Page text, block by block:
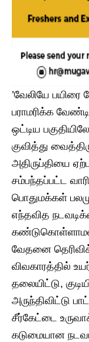
​’வேலியே பயிரை
பராமரிக்க
ஒட்டிய
குவித்து
அதிருப்தியை
சம்பந்தப்பட்ட
பொதுமக்கள்
எந்தவித
வேதனை
விவகாரத்தில்
தலையிட்டு,
அருந்திவிட்டு
சீர்கேட்டை
கடுமையான